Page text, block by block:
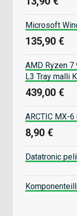
Microsoft
135,90 €
AMD Ryzen 7
L3 Tray malli
439,00 €
ARCTIC MX-
8,90 €
Datatronic